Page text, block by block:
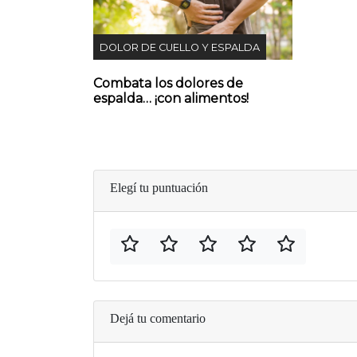
DOLOR DE CUELLO Y ESPALDA
Combata los dolores de
espalda… ¡con alimentos!
Elegí tu puntuación
Dejá tu comentario